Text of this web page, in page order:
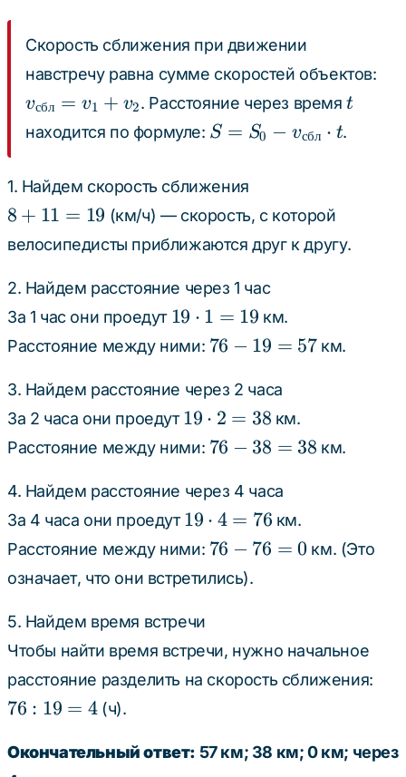
Скорость сближения при движении
навстречу равна сумме скоростей объектов:
vсбл = v1 + v2. Расстояние через времяt
t
находится по формуле: S = S_0
\cdot t
S = S0 − vсбл ⋅ t.
1. Найдем скорость сближения
8
+
=
19
8 + 11 = 19 (км/ч) — скорость, с которой
велосипедисты приближаются друг к другу.
2. Найдем расстояние через 1 час
За 1 час они проедут 19
\cdot
19
19 ⋅ 1 = 19 км.
Расстояние между ними: 76
19
=
57
76 − 19 = 57км.
3. Найдем расстояние через 2 часа
За 2 часа они проедут19
\cdot
38
19 ⋅ 2 = 38 км.
Расстояние между ними: 76
38
=
38
76 − 38 = 38 км.
4. Найдем расстояние через 4 часа
За 4 часа они проедут19
\cdot
76
19 ⋅ 4 = 76 км.
Расстояние между ними: 76
-
76 − 76 = 0км. (Это
означает, что они встретились).
5. Найдем время встречи
Чтобы найти время встречи, нужно начальное
расстояние разделить на скорость сближения:
76
19
76 : 19 = 4(ч).
Окончательный ответ: 57 км; 38 км; 0 км; через